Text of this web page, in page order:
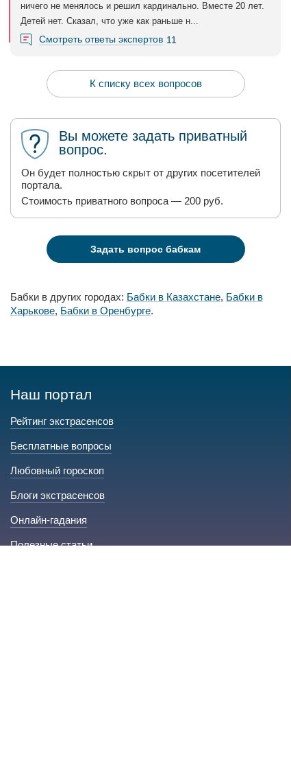
ничего не менялось и решил кардинально. Вместе 20 лет.
Детей нет. Сказал, что уже как раньше н...
Смотреть ответы экспертов 11
К списку всех вопросов
Вы можете задать приватный
вопрос.
Он будет полностью скрыт от других посетителей
портала.
Стоимость приватного вопроса — 200 руб.
Задать вопрос бабкам
Бабки в других городах: Бабки в Казахстане, Бабки в
Харькове, Бабки в Оренбурге.
Наш портал
Рейтинг экстрасенсов
Бесплатные вопросы
Любовный гороскоп
Блоги экстрасенсов
Онлайн-гадания
Полезные статьи